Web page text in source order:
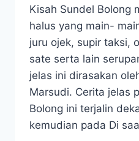
Kisah Sundel Bolong
halus yang main-
juru ojek, supir taksi,
sate serta lain
jelas ini dirasakan
Marsudi. Cerita jelas
Bolong ini terjalin
kemudian pada Di